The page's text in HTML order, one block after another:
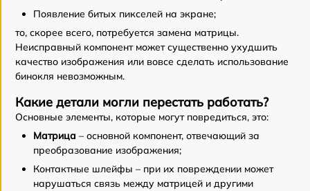
Появление битых пикселей на экране;
то, скорее всего, потребуется замена матрицы.
Неисправный компонент может существенно ухудшить
качество изображения или вовсе сделать использование
бинокля невозможным.
Какие детали могли перестать работать?
Основные элементы, которые могут повредиться, это:
Матрица – основной компонент, отвечающий за
преобразование изображения;
Контактные шлейфы – при их повреждении может
нарушаться связь между матрицей и другими